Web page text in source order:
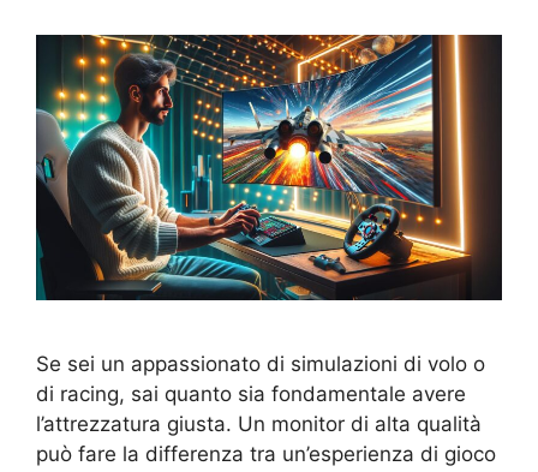
Se sei un appassionato di simulazioni di volo o
di racing, sai quanto sia fondamentale avere
l’attrezzatura giusta. Un monitor di alta qualità
può fare la differenza tra un’esperienza di gioco